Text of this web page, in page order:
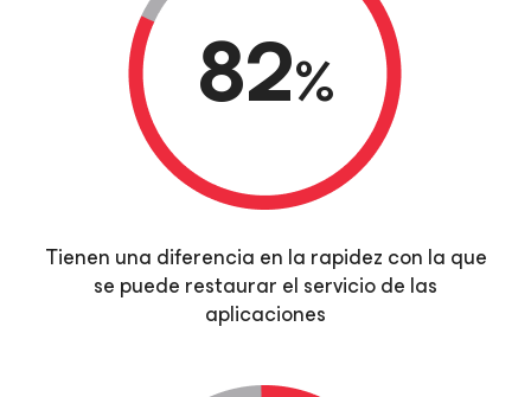
82%
Tienen una diferencia en la rapidez con la que
se puede restaurar el servicio de las
aplicaciones